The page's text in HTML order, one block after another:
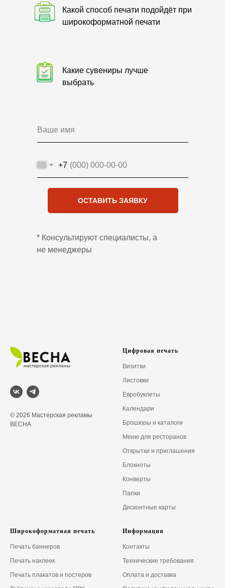
+7
ОСТАВИТЬ ЗАЯВКУ
Какой способ печати подойдёт при
широкоформатной печати
Какие сувениры лучше
выбрать
* Консультируют специалисты, а
не менеджеры
© 2026 Мастерская рекламы
ВЕСНА
Цифровая печать
Визитки
Листовки
Евробуклеты
Календари
Брошюры и каталоги
Меню для ресторанов
Открытки и приглашения
Блокноты
Конверты
Папки
Дисконтные карты
Широкоформатная печать
Печать баннеров
Печать наклеек
Печать плакатов и постеров
Информация
Контакты
Технические требования
Оплата и доставка